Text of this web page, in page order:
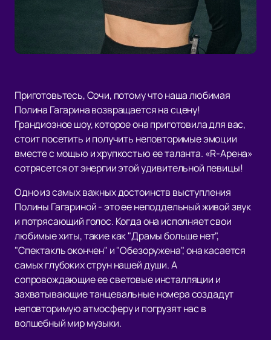
Приготовьтесь, Сочи, потому что наша любимая
Полина Гагарина возвращается на сцену!
Грандиозное шоу, которое она приготовила для вас,
стоит посетить и получить неповторимые эмоции
вместе с мощью и хрупкостью ее таланта. «R-Арена»
сотрясется от энергии этой удивительной певицы!
Одно из самых важных достоинств выступления
Полины Гагариной - это ее неподдельный живой звук
и потрясающий голос. Когда она исполняет свои
любимые хиты, такие как "Драмы больше нет",
"Спектакль окончен" и "Обезоружена", она касается
самых глубоких струн нашей души. А
сопровождающие ее световые инсталляции и
захватывающие танцевальные номера создадут
неповторимую атмосферу и погрузят нас в
волшебный мир музыки.